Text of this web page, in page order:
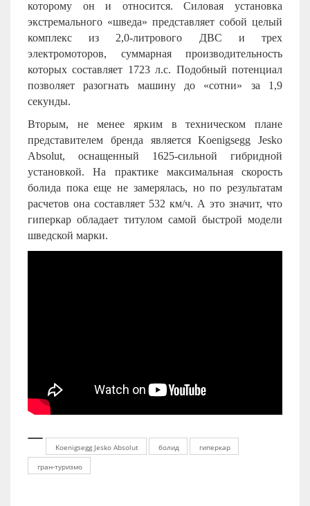
которому он и относится. Силовая установка
экстремального «шведа» представляет собой целый
комплекс из 2,0-литрового ДВС и трех
электромоторов, суммарная производительность
которых составляет 1723 л.с. Подобный потенциал
позволяет разогнать машину до «сотни» за 1,9
секунды.
Вторым, не менее ярким в техническом плане
представителем бренда является Koenigsegg Jesko
Absolut, оснащенный 1625-сильной гибридной
установкой. На практике максимальная скорость
болида пока еще не замерялась, но по результатам
расчетов она составляет 532 км/ч. А это значит, что
гиперкар обладает титулом самой быстрой модели
шведской марки.
Koenigsegg Jesko Absolut болид
гиперкар
гран-туризмо